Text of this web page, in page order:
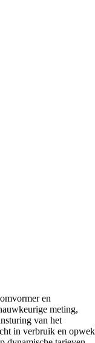
en
meting,
van het
in verbruik en opwek